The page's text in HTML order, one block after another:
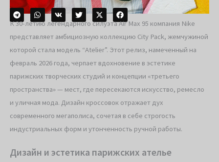
К 30-летию легендарного силуэта Air Max 95 компания Nike
представляет амбициозную коллекцию City Pack, жемчужиной
которой стала модель “Atelier”. Этот релиз, намеченный на
февраль 2026 года, черпает вдохновение в эстетике
парижских творческих студий и концепции «третьего
пространства» — мест, где пересекаются искусство, ремесло
и уличная мода. Дизайн кроссовок отражает дух
современного мегаполиса, сочетая в себе строгость
индустриальных форм и утонченность ручной работы.
Дизайн и эстетика парижских ателье